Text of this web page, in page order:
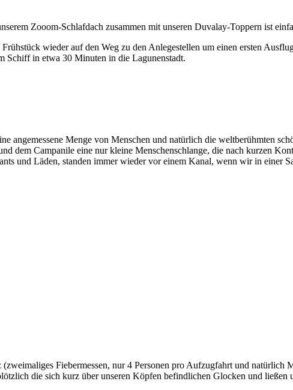
Zooom-Schlafdach zusammen mit unseren Duvalay-Toppern ist
wieder auf den Weg zu den Anlegestellen um einen ersten
Schiff in etwa 30 Minuten in die Lagunenstadt.
angemessene Menge von Menschen und natürlich die weltberühmten
dem Campanile eine nur kleine Menschenschlange, die nach kurzen
und Läden, standen immer wieder vor einem Kanal, wenn wir in einer
Fiebermessen, nur 4 Personen pro Aufzugfahrt und natürlich
die sich kurz über unseren Köpfen befindlichen Glocken und